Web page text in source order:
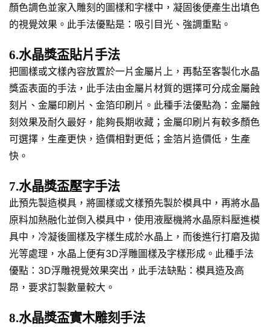
顏色調色並家入雕刻的圖樣和字樣中，凝固後便產生出填色
的視覺效果。此手法優點是：吸引目光、強調重點。
6.水晶獎盃貼片手法
把圖樣或文樣內容放置於一片金屬片上，再黏至客製化水晶
獎盃表面的手法，此手法由金屬片材質的選擇可分成金屬蝕
刻片、金屬印刷片、金箔印刷片。此種手法優點為：金屬蝕
刻效果及耐久最好，能夠長期收藏；金屬印刷片有較多顏色
可選擇，生產更快，造價相對更低；金箔片造價低，生產
快。
7.水晶獎盃壓字手法
此預先製造模具，將圖樣或文樣預先製於模具中，再將水晶
原料加熱融化並倒入模具中，使用液壓機將水晶原料壓進模
具中，冷凝後圖樣及字樣生成於水晶上，而後進行打磨及拋
光等處理，水晶上便有3D浮雕圖樣及字樣形成。此種手法
優點：3D浮雕視覺效果突出，此手法缺點：模具造及高
昂，要求訂製數量較大。
8.水晶獎盃實木雕刻手法